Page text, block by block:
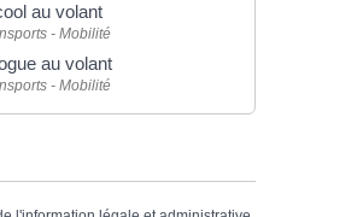
au volant
- Mobilité
au volant
- Mobilité